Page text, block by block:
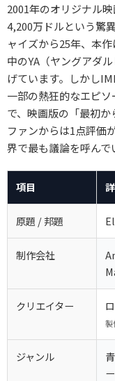
2001年のオリジナル
4,200万ドルという驚
ャイズから25年、本
中のYA（ヤングアダ
げています。しかし
一部の熱狂的なエピ
で、映画版の「最初
ファンからは1点評価
界で最も議論を呼んで
項目
原題 / 邦題
制作会社
クリエイター
製
ジャンル